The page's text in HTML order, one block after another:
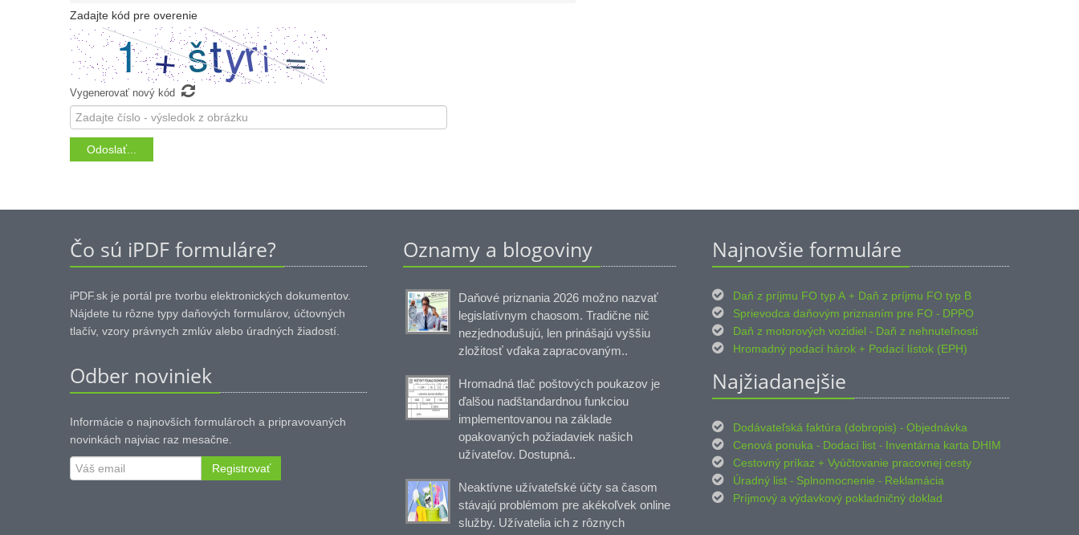
Zadajte kód pre overenie
Vygenerovať nový kód 
Čo sú iPDF formuláre?
iPDF.sk je portál pre tvorbu elektronických dokumentov.
Nájdete tu rôzne typy daňových formulárov, účtovných
tlačív, vzory právnych zmlúv alebo úradných žiadostí.
Odber noviniek
Informácie o najnovších formulároch a pripravovaných
novinkách najviac raz mesačne.
Registrovať
Oznamy a blogoviny
Daňové priznania 2026 možno nazvať
legislatívnym chaosom. Tradične nič
nezjednodušujú, len prinášajú vyššiu
zložitosť vďaka zapracovaným..
Hromadná tlač poštových poukazov je
ďalšou nadštandardnou funkciou
implementovanou na základe
opakovaných požiadaviek našich
užívateľov. Dostupná..
Neaktívne užívateľské účty sa časom
stávajú problémom pre akékoľvek online
služby. Užívatelia ich z rôznych
Najnovšie formuláre
 Daň z príjmu FO typ A + Daň z príjmu FO typ B

Sprievodca daňovým priznaním pre FO - DPPO

Daň z motorových vozidiel - Daň z nehnuteľnosti

Hromadný podací hárok + Podací lístok (EPH)
Najžiadanejšie
 Dodávateľská faktúra (dobropis) - Objednávka

Cenová ponuka - Dodací list - Inventárna karta DHIM

Cestovný príkaz + Vyúčtovanie pracovnej cesty

Úradný list - Splnomocnenie - Reklamácia

Príjmový a výdavkový pokladničný doklad